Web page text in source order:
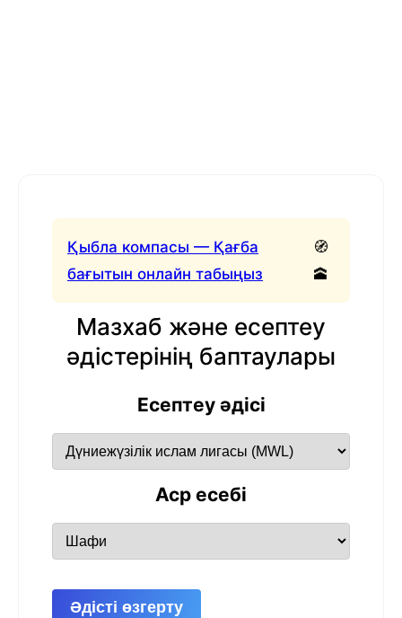
Қыбла компасы — Қағба
бағытын онлайн табыңыз
🧭
🕋
Мазхаб және есептеу
әдістерінің баптаулары
Есептеу әдісі
Аср есебі
Әдісті өзгерту